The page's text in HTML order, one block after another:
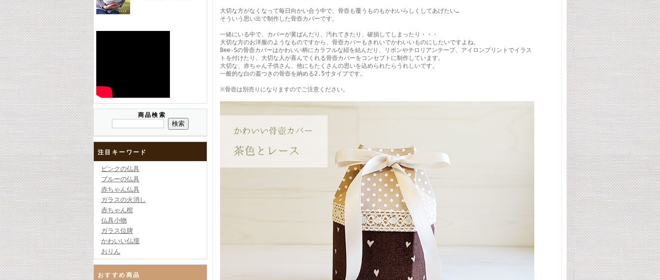
商品検索
注目キーワード
ピンクの仏具
ブルーの仏具
赤ちゃん仏具
ガラスの火消し
赤ちゃん棺
仏具小物
ガラス位牌
かわいい仏壇
おりん
おすすめ商品
大切な方がなくなって毎日向かい合う中で、骨壺も覆うものもかわいらしくしてあげたい…
そういう思い出で制作した骨壺カバーです。
一緒にいる中で、カバーが黄ばんだり、汚れてきたり、破損してしまったり・・・
大切な方のお洋服のようなものですから、骨壺カバーもきれいでかわいいものにしたいですよね。
Bee-Sの骨壺カバーはかわいい柄にカラフルな紐を結んだり、リボンやチロリアンテープ、アイロンプリントでイラス
トを付けたり、大切な人が喜んでくれる骨壺カバーをコンセプトに制作しています。
大切な、赤ちゃん子供さん、他にもたくさんの思いを込められたらうれしいです。
一般的な白の蓋つきの骨壺を納める2.5寸タイプです。
※骨壺は別売りになりますのでご注意ください。